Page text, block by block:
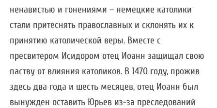
ненавистью и гонениями – немецкие католики
стали притеснять православных и склонять их к
принятию католической веры. Вместе с
пресвитером Исидором отец Иоанн защищал свою
паству от влияния католиков. В 1470 году, прожив
здесь два года и шесть месяцев, отец Иоанн был
вынужден оставить Юрьев из-за преследований